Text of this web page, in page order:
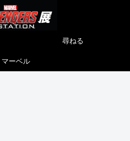
尋ねる
マーベル